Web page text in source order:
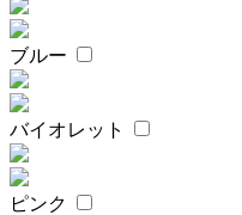
ブルー
バイオレット
ピンク